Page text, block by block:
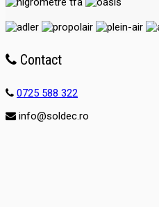
Contact
0725 588 322
info@soldec.ro